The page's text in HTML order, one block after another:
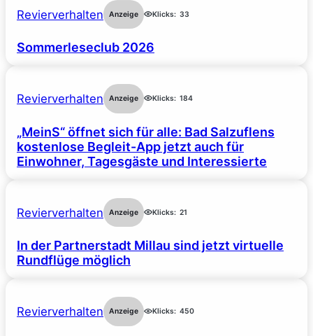
Revierverhalten Anzeige Klicks: 33
Sommerleseclub 2026
Revierverhalten Anzeige Klicks: 184
„MeinS“ öffnet sich für alle: Bad Salzuflens
kostenlose Begleit-App jetzt auch für
Einwohner, Tagesgäste und Interessierte
Revierverhalten Anzeige Klicks: 21
In der Partnerstadt Millau sind jetzt virtuelle
Rundflüge möglich
Revierverhalten Anzeige Klicks: 450